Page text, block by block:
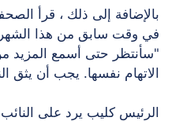
بالإضافة إلى ذلك ، قرأ
في وقت سابق من هذا الشهر
"سأنتظر حتى أسمع المزيد
الاتهام نفسها. يجب أن يثق
الرئيس كليب يرد على